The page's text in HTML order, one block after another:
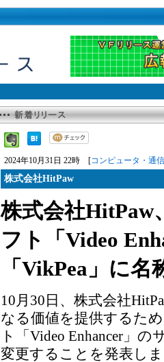
2024年10月31日 22時 [コンピュータ・通
株式会社HitPaw
株式会社HitPaw
フト「Video
「VikPea」に
10月30日、株式会社
なる価値を提供するた
ト「Video Enhancer」
変更することを発表し